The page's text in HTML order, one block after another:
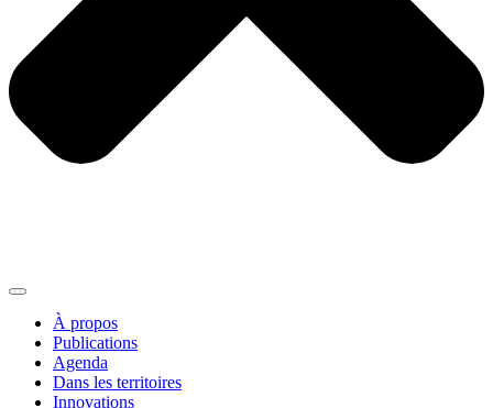
À propos
Publications
Agenda
Dans les territoires
Innovations